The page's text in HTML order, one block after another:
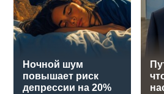
Ночной шум
повышает риск
депрессии на 20%